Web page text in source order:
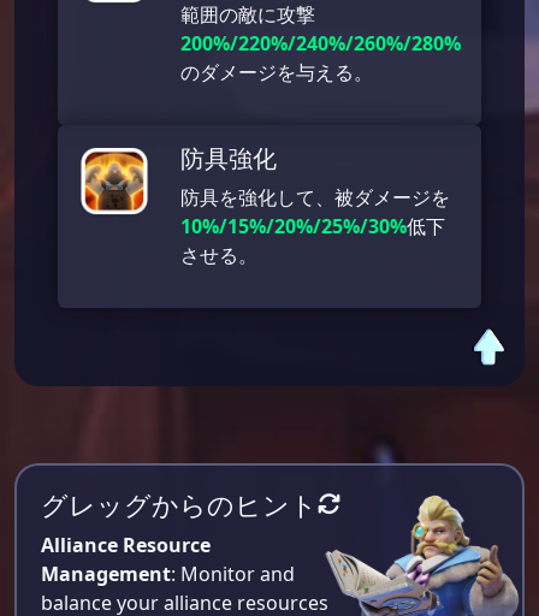
範囲の敵に攻撃
200%/220%/240%/260%/280%
のダメージを与える。
防具強化
防具を強化して、被ダメージを
10%/15%/20%/25%/30%低下
させる。
グレッグからのヒント
Alliance Resource
Management: Monitor and
balance your alliance resources